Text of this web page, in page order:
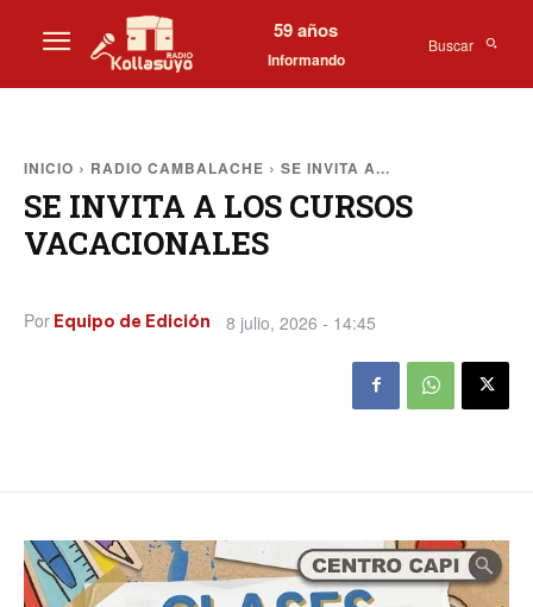
59 años
Informando
Buscar
INICIO RADIO CAMBALACHE SE INVITA A...
SE INVITA A LOS CURSOS
VACACIONALES
Por Equipo de Edición 8 julio, 2026 - 14:45